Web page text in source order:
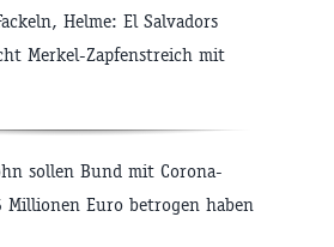
Helme: El Salvadors
Merkel-Zapfenstreich mit
sollen Bund mit Corona-
Millionen Euro betrogen haben